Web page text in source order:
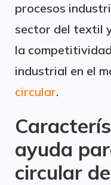
procesos
sector del textil
la
industrial en el
circular.
ayuda
circular